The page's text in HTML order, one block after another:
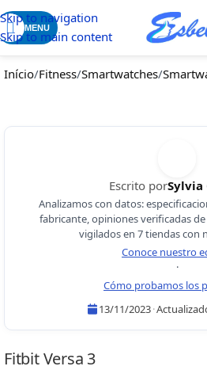
Skip to navigation
Skip to main content
MENU
Início/Fitness/Smartwatches/
Escrito porSylvia
Analizamos con datos:
fabricante, opiniones verificadas
vigilados en 7 tiendas con
Conoce nuestro
·
Cómo probamos los
13/11/2023·
Sylvia Garcia
Fitbit Versa 3